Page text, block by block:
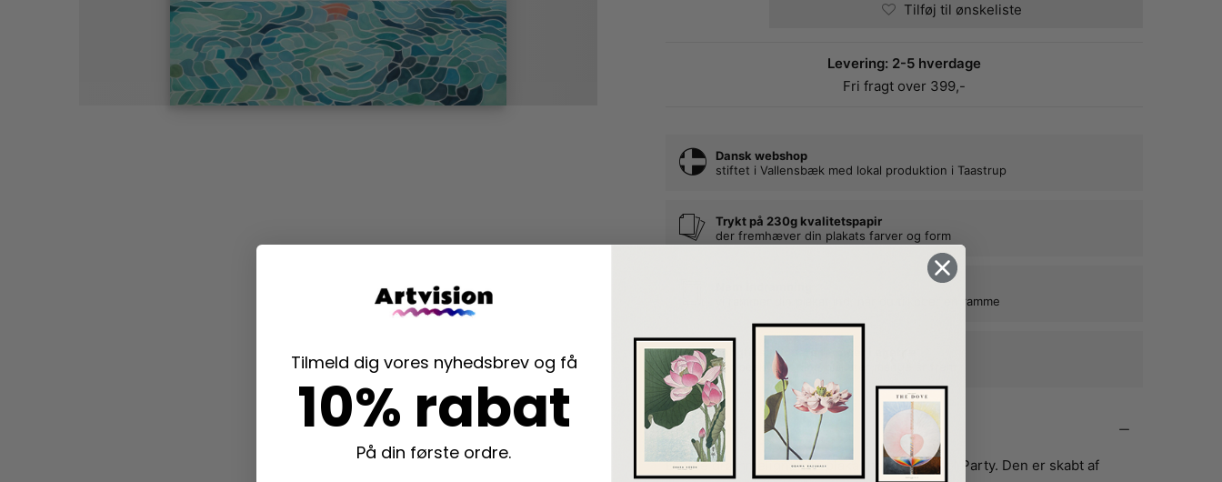
Tilføj til ønskeliste
Levering: 2-5 hverdage
Fri fragt over 399,-
Dansk webshop
stiftet i Vallensbæk med lokal produktion i Taastrup
Trykt på 230g kvalitetspapir
der fremhæver din plakats farver og form
vi rammer din plakat ind, når du tilkøber en ramme
Langtidsholdbare rammer i egetræ
der beskytter dine plakater mange år frem
Beskrivelse
Denne drømmelignende plakat har titlen Pool Party. Den er skabt af
Tilmeld dig vores nyhedsbrev og få
10% rabat
På din første ordre.